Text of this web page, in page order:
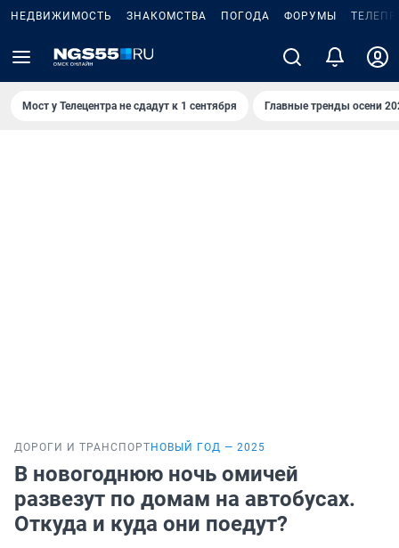
НЕДВИЖИМОСТЬ ЗНАКОМСТВА ПОГОДА ФОРУМЫ
Мост у Телецентра не сдадут к 1 сентября Главные тренды осени
ДОРОГИ И ТРАНСПОРТ НОВЫЙ ГОД — 2025
В новогоднюю ночь омичей
развезут по домам на автобусах.
Откуда и куда они поедут?